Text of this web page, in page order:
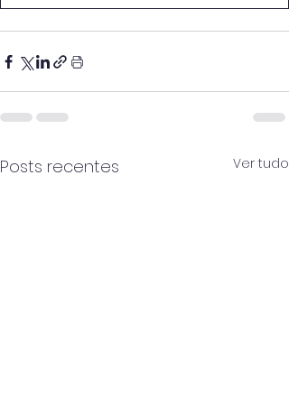
Posts recentes Ver tudo